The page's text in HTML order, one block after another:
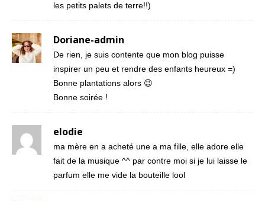
les petits palets de terre!!)
Doriane-admin
De rien, je suis contente que mon blog puisse
inspirer un peu et rendre des enfants heureux =)
Bonne plantations alors 😉
Bonne soirée !
elodie
ma mère en a acheté une a ma fille, elle adore elle
fait de la musique ^^ par contre moi si je lui laisse le
parfum elle me vide la bouteille lool